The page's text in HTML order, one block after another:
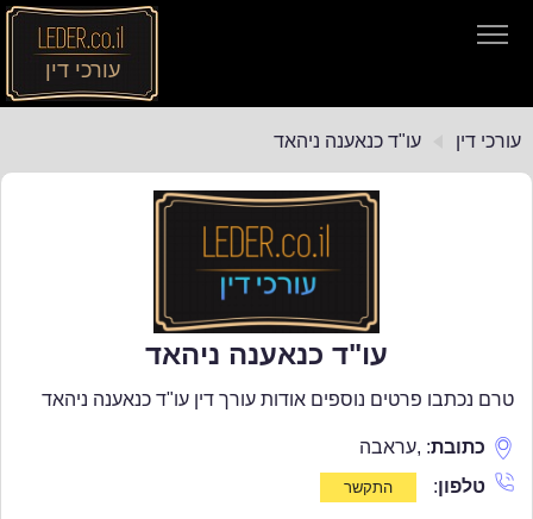
עורכי דין
עורכי דין
עורכי דין עו"ד כנאענה ניהאד
עו"ד כנאענה ניהאד
טרם נכתבו פרטים נוספים אודות עורך דין עו"ד כנאענה ניהאד
כתובת:
,עראבה
טלפון: